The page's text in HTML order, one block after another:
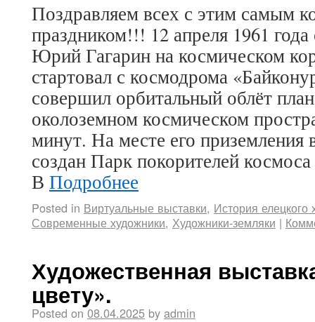
Поздравляем всех с этим самым
праздником!!! 12 апреля 1961
Юрий Гагарин на космическом
стартовал с космодрома
совершил орбитальный облёт
околоземном космическом
минут. На месте его приземления
создан Парк покорителей
В Подробнее
Posted in Виртуальные выставки, История елецкого
Современные художники, Художники-земляки |
Художественная
цвету».
Posted on 08.04.2025 by admin